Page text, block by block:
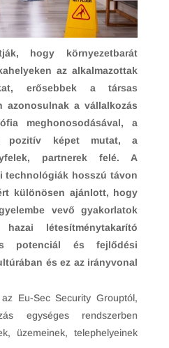
hogy környezetbarát
az alkalmazottak
erősebbek a társas
azonosulnak a vállalkozás
meghonosodásával, a
pozitív képet mutat, a
partnerek felé. A
technológiák hosszú távon
különösen ajánlott, hogy
vevő gyakorlatok
létesítménytakarító
potenciál és fejlődési
és ez az irányvonal
Eu-Sec Security Grouptól,
egységes rendszerben
üzemeinek, telephelyeinek